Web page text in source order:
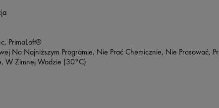
PrimaLoft®
Na Najniższym Programie, Nie Prać Chemicznie, Nie Prasować,
W Zimnej Wodzie (30°C)